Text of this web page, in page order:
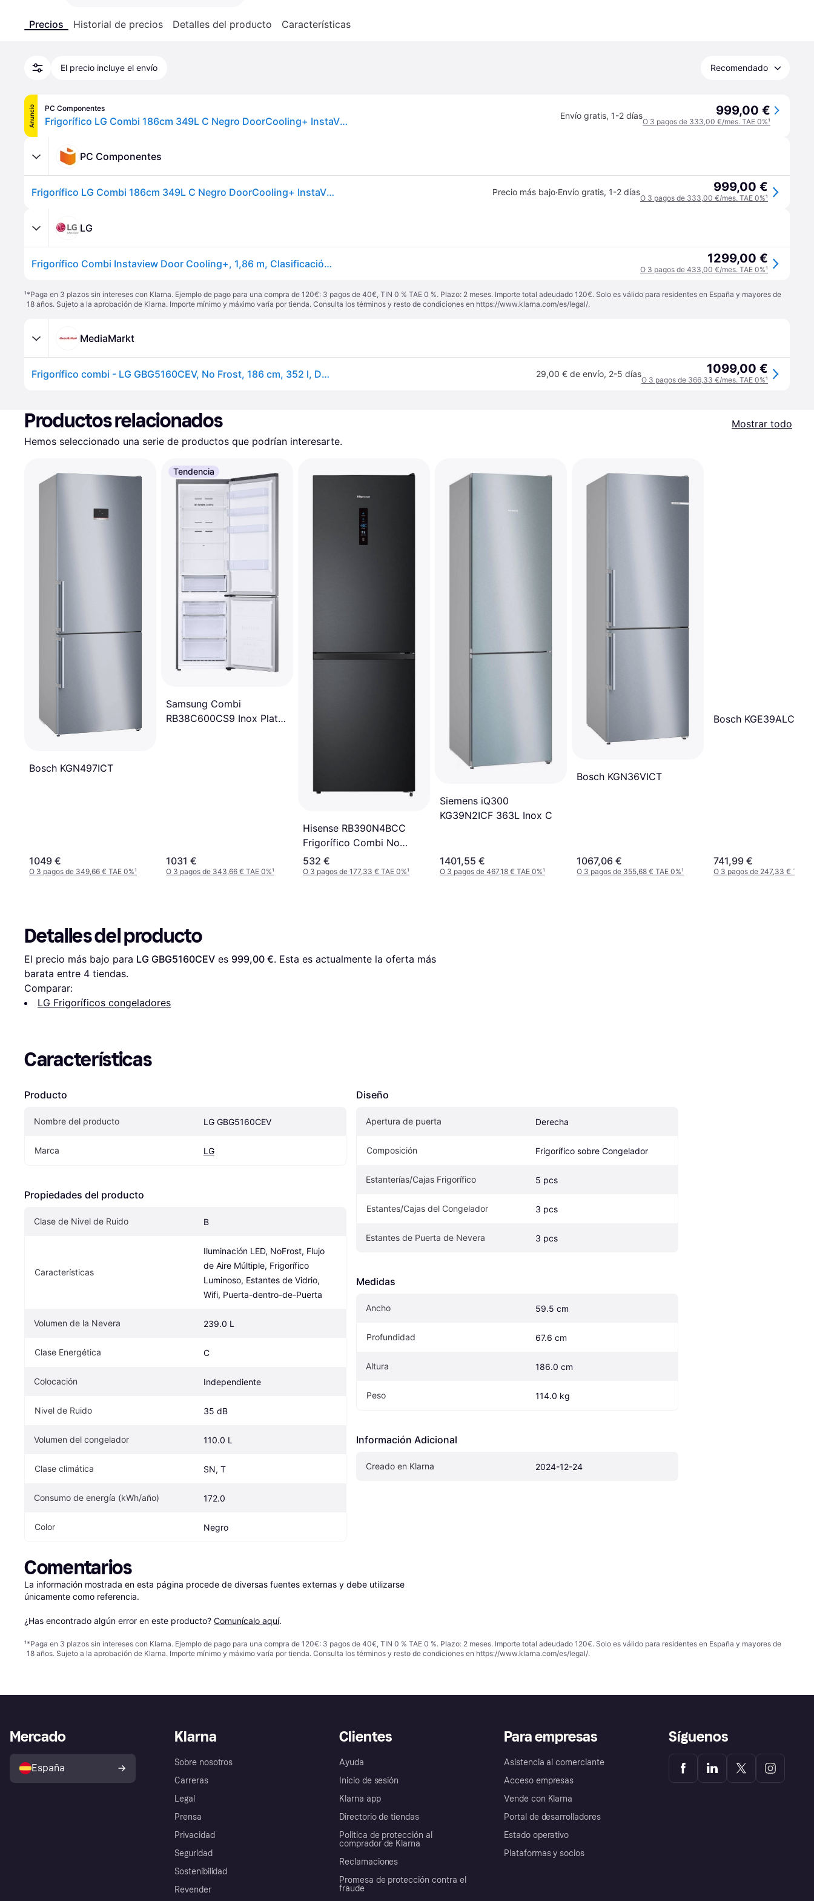
Precios Historial de precios Detalles del producto Características
El precio incluye el envío Recomendado
Anuncio PC Componentes
Frigorífico LG Combi 186cm 349L C Negro DoorCooling+ InstaView LINEARCooling No Frost WiFi Envío gratis, 1-2 días 999,00 €
O 3 pagos de 333,00 €/mes. TAE 0%¹
PC Componentes
Frigorífico LG Combi 186cm 349L C Negro DoorCooling+ InstaView LINEARCooling No Frost WiFi Precio más bajo·Envío gratis, 1-2 días 999,00 €
O 3 pagos de 333,00 €/mes. TAE 0%¹
LG
Frigorífico Combi Instaview Door Cooling+, 1,86 m, Clasificación C, capacidad de 352 l, Acero negro grafito - GBG5160CEV 1299,00 €
O 3 pagos de 433,00 €/mes. TAE 0%¹
¹*Paga en 3 plazos sin intereses con Klarna. Ejemplo de pago para una compra de 120€: 3 pagos de 40€, TIN 0 % TAE 0 %. Plazo: 2 meses. Importe total adeudado 120€. Solo es válido para residentes en España y mayores de
18 años. Sujeto a la aprobación de Klarna. Importe mínimo y máximo varía por tienda. Consulta los términos y resto de condiciones en https://www.klarna.com/es/legal/.
MediaMarkt
Frigorífico combi - LG GBG5160CEV, No Frost, 186 cm, 352 l, DoorCooling+™, Instaview™, ThinQ™, Acero negro grafito 29,00 € de envío, 2-5 días 1099,00 €
O 3 pagos de 366,33 €/mes. TAE 0%¹
Productos relacionados
Mostrar todo
Hemos seleccionado una serie de productos que podrían interesarte.
Bosch KGN497ICT
1049 €
O 3 pagos de 349,66 € TAE 0%¹
Tendencia
Samsung Combi
RB38C600CS9 Inox Plata,
1031 €
O 3 pagos de 343,66 € TAE 0%¹
Hisense RB390N4BCC
Frigorífico Combi No
Frost
532 €
O 3 pagos de 177,33 € TAE 0%¹
Siemens iQ300
KG39N2ICF 363L Inox C
1401,55 €
O 3 pagos de 467,18 € TAE 0%¹
Bosch KGN36VICT
1067,06 €
O 3 pagos de 355,68 € TAE 0%¹
Bosch KGE39ALCA
741,99 €
O 3 pagos de 247,33 € TAE
Detalles del producto
El precio más bajo para LG GBG5160CEV es 999,00 €. Esta es actualmente la oferta más
barata entre 4 tiendas.
Comparar:
LG Frigoríficos congeladores
Características
Producto
Nombre del producto LG GBG5160CEV
Marca LG
Propiedades del producto
Clase de Nivel de Ruido B
Características
Iluminación LED, NoFrost, Flujo
de Aire Múltiple, Frigorífico
Luminoso, Estantes de Vidrio,
Wifi, Puerta-dentro-de-Puerta
Volumen de la Nevera 239.0 L
Clase Energética C
Colocación Independiente
Nivel de Ruido 35 dB
Volumen del congelador 110.0 L
Clase climática SN, T
Consumo de energía (kWh/año) 172.0
Color Negro
Diseño
Apertura de puerta Derecha
Composición Frigorífico sobre Congelador
Estanterías/Cajas Frigorífico 5 pcs
Estantes/Cajas del Congelador 3 pcs
Estantes de Puerta de Nevera 3 pcs
Medidas
Ancho 59.5 cm
Profundidad 67.6 cm
Altura 186.0 cm
Peso 114.0 kg
Información Adicional
Creado en Klarna 2024-12-24
Comentarios
La información mostrada en esta página procede de diversas fuentes externas y debe utilizarse
únicamente como referencia.
¿Has encontrado algún error en este producto? Comunícalo aquí.
¹*Paga en 3 plazos sin intereses con Klarna. Ejemplo de pago para una compra de 120€: 3 pagos de 40€, TIN 0 % TAE 0 %. Plazo: 2 meses. Importe total adeudado 120€. Solo es válido para residentes en España y mayores de
18 años. Sujeto a la aprobación de Klarna. Importe mínimo y máximo varía por tienda. Consulta los términos y resto de condiciones en https://www.klarna.com/es/legal/.
Klarna
Sobre nosotros
Carreras
Legal
Prensa
Privacidad
Seguridad
Sostenibilidad
Revender
Clientes
Ayuda
Inicio de sesión
Klarna app
Directorio de tiendas
Política de protección al
comprador de Klarna
Reclamaciones
Promesa de protección contra el
fraude
Para empresas
Asistencia al comerciante
Acceso empresas
Vende con Klarna
Portal de desarrolladores
Estado operativo
Plataformas y socios
Mercado
España
Síguenos